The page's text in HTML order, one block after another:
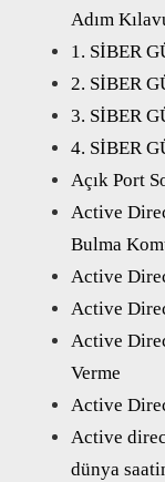
Adım
1. SİBER
2. SİBER
3. SİBER
4. SİBER
Açık Port
Active
Bulma
Active
Active
Active
Verme
Active
Active
dünya